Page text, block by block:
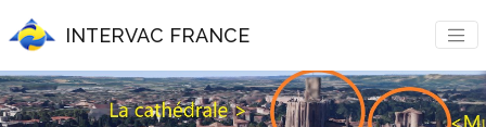
INTERVAC FRANCE